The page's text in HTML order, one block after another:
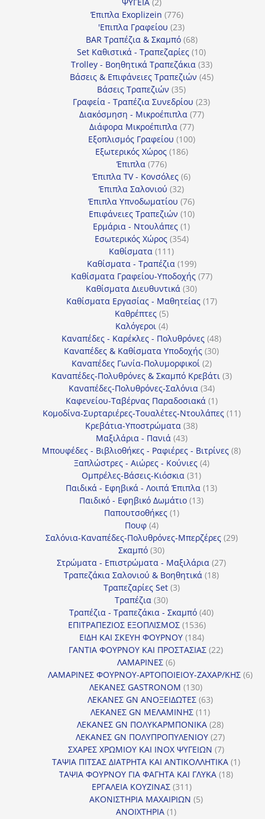
προϊόντα
Έπιπλα Exoplizein 776776
προϊόντα
'Επιπλα Γραφείου 2323
προϊόντα
BAR Τραπέζια & Σκαμπό 6868
προϊόντα
Set Καθιστικά - Τραπεζαρίες 1010
προϊόντα
Trolley - Βοηθητικά Τραπεζάκια 3333
προϊόντα
Βάσεις & Επιφάνειες Τραπεζιών 4545
Βάσεις Τραπεζιών 3535
προϊόντα
Γραφεία - Τραπέζια Συνεδρίου 2323
Διακόσμηση - Μικροέπιπλα 7777
Διάφορα Μικροέπιπλα 7777
προϊόντα
Εξοπλισμός Γραφείου 100100
Εξωτερικός Χώρος 186186
Έπιπλα 776776
προϊόντα
Έπιπλα TV - Κονσόλες 66
Έπιπλα Σαλονιού 3232
προϊόντα
Έπιπλα Υπνοδωματίου 7676
προϊόντα
Επιφάνειες Τραπεζιών 1010
Ερμάρια - Ντουλάπες 11
προϊόν
Εσωτερικός Χώρος 354354
Καθίσματα 111111
προϊόντα
Καθίσματα - Τραπέζια 199199
προϊόντα
Καθίσματα Γραφείου-Υποδοχής 7777
Καθίσματα Διευθυντικά 3030
προϊόντα
Καθίσματα Εργασίας - Μαθητείας 1717
Καθρέπτες 55
προϊόντα
Καλόγεροι 44
προϊόντα
Καναπέδες - Καρέκλες - Πολυθρόνες 4848
προϊόντα
Καναπέδες & Καθίσματα Υποδοχής 3030
Καναπέδες Γωνία-Πολυμορφικοί 22
προϊόντα
Καναπέδες-Πολυθρόνες & Σκαμπό Κρεβάτι 33
Καναπέδες-Πολυθρόνες-Σαλόνια 3434
προϊόντα
Καφενείου-Ταβέρνας Παραδοσιακά 11
προϊόν
Κομοδίνα-Συρταριέρες-Τουαλέτες-Ντουλάπες 1111
Κρεβάτια-Υποστρώματα 3838
Μαξιλάρια - Πανιά 4343
προϊόντα
Μπουφέδες - Βιβλιοθήκες - Ραφιέρες - Βιτρίνες 88
Ξαπλώστρες - Αιώρες - Κούνιες 44
Ομπρέλες-Βάσεις-Κιόσκια 3131
προϊόντα
Παιδικά - Εφηβικά - Λοιπά Έπιπλα 1313
Παιδικό - Εφηβικό Δωμάτιο 1313
Παπουτσοθήκες 11
Πουφ 44
προϊόντα
Σαλόνια-Καναπέδες-Πολυθρόνες-Μπερζέρες 2929
Σκαμπό 3030
προϊόντα
Στρώματα - Επιστρώματα - Μαξιλάρια 2727
Τραπεζάκια Σαλονιού & Βοηθητικά 1818
Τραπεζαρίες Set 33
Τραπέζια 3030
προϊόντα
Τραπέζια - Τραπεζάκια - Σκαμπό 4040
ΕΠΙΤΡΑΠΕΖΙΟΣ ΕΞΟΠΛΙΣΜΟΣ 15361536
προϊόντα
ΕΙΔΗ ΚΑΙ ΣΚΕΥΗ ΦΟΥΡΝΟΥ 184184
προϊόντα
ΓΑΝΤΙΑ ΦΟΥΡΝΟΥ ΚΑΙ ΠΡΟΣΤΑΣΙΑΣ 2222
ΛΑΜΑΡΙΝΕΣ 66
προϊόντα
ΛΑΜΑΡΙΝΕΣ ΦΟΥΡΝΟΥ-ΑΡΤΟΠΟΙΕΙΟΥ-ΖΑΧΑΡ/ΚΗΣ 66
ΛΕΚΑΝΕΣ GASTRONOM 130130
προϊόντα
ΛΕΚΑΝΕΣ GN ΑΝΟΞΕΙΔΩΤΕΣ 6363
ΛΕΚΑΝΕΣ GN ΜΕΛΑΜΙΝΗΣ 1111
προϊόντα
ΛΕΚΑΝΕΣ GN ΠΟΛΥΚΑΡΜΠΟΝΙΚΑ 2828
προϊόντα
ΛΕΚΑΝΕΣ GN ΠΟΛΥΠΡΟΠΥΛΕΝΙΟΥ 2727
προϊόντα
ΣΧΑΡΕΣ ΧΡΩΜΙΟΥ ΚΑΙ INOX ΨΥΓΕΙΩΝ 77
προϊόντα
ΤΑΨΙΑ ΠΙΤΣΑΣ ΔΙΑΤΡΗΤΑ ΚΑΙ ΑΝΤΙΚΟΛΛΗΤΙΚΑ 11
ΤΑΨΙΑ ΦΟΥΡΝΟΥ ΓΙΑ ΦΑΓΗΤΑ ΚΑΙ ΓΛΥΚΑ 1818
ΕΡΓΑΛΕΙΑ ΚΟΥΖΙΝΑΣ 311311
προϊόντα
ΑΚΟΝΙΣΤΗΡΙΑ ΜΑΧΑΙΡΙΩΝ 55
ΑΝΟΙΧΤΗΡΙΑ 11